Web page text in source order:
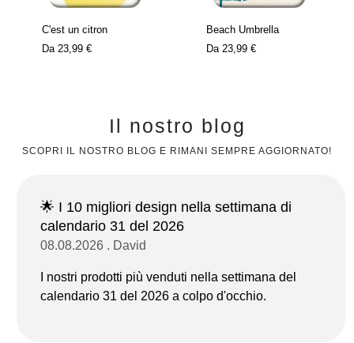
C'est un citron
Da 23,99 €
Beach Umbrella
Da 23,99 €
Il nostro blog
SCOPRI IL NOSTRO BLOG E RIMANI SEMPRE AGGIORNATO!
🌟 I 10 migliori design nella settimana di
calendario 31 del 2026
08.08.2026 . David
I nostri prodotti più venduti nella settimana del
calendario 31 del 2026 a colpo d'occhio.